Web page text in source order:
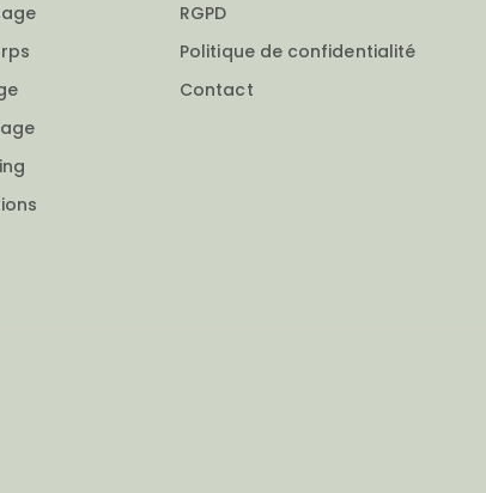
RGPD
Politique de confidentialité
Contact